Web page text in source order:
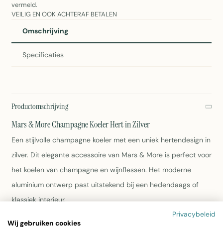
vermeld.
VEILIG EN OOK ACHTERAF BETALEN
Omschrijving
Specificaties
Productomschrijving
Mars & More Champagne Koeler Hert in Zilver
Een stijlvolle champagne koeler met een uniek hertendesign in
zilver. Dit elegante accessoire van Mars & More is perfect voor
het koelen van champagne en wijnflessen. Het moderne
aluminium ontwerp past uitstekend bij een hedendaags of
klassiek interieur.
Afmetingen: 29 x 53 x 37 cm
Privacybeleid
Wij gebruiken cookies